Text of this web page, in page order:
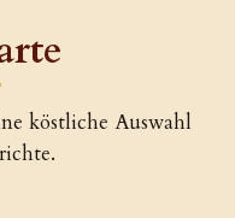
köstliche Auswahl